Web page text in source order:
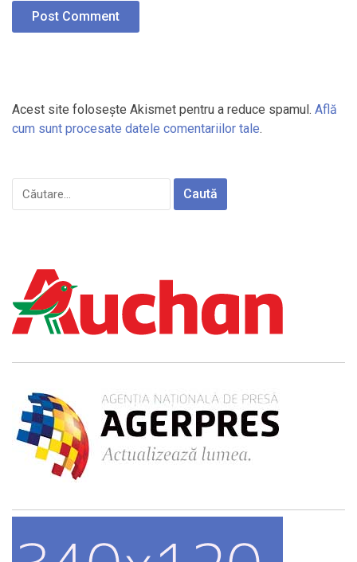
Acest site folosește Akismet pentru a reduce spamul. Află
cum sunt procesate datele comentariilor tale.
Caută